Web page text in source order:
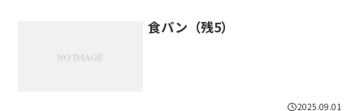
食パン（残5）
2025.09.01